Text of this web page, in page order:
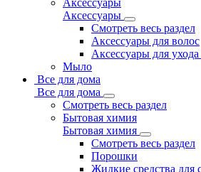
Аксессуары
Аксессуары
Смотреть весь раздел
Аксессуары для волос
Аксессуары для
Мыло
Все для дома
Все для дома
Смотреть весь раздел
Бытовая химия
Бытовая химия
Смотреть весь раздел
Порошки
Жидкие средства для